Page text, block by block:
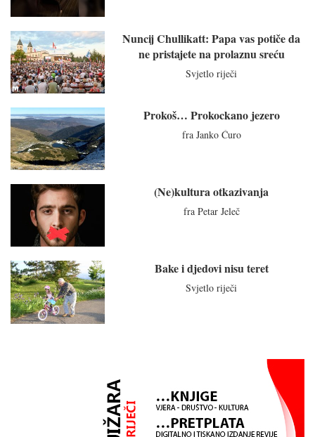
Nuncij Chullikatt: Papa vas potiče da
ne pristajete na prolaznu sreću
Svjetlo riječi
Prokoš… Prokockano jezero
fra Janko Ćuro
(Ne)kultura otkazivanja
fra Petar Jeleč
Bake i djedovi nisu teret
Svjetlo riječi